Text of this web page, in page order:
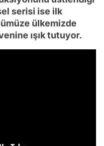
serisi ise ilk
ülkemizde
ışık tutuyor.